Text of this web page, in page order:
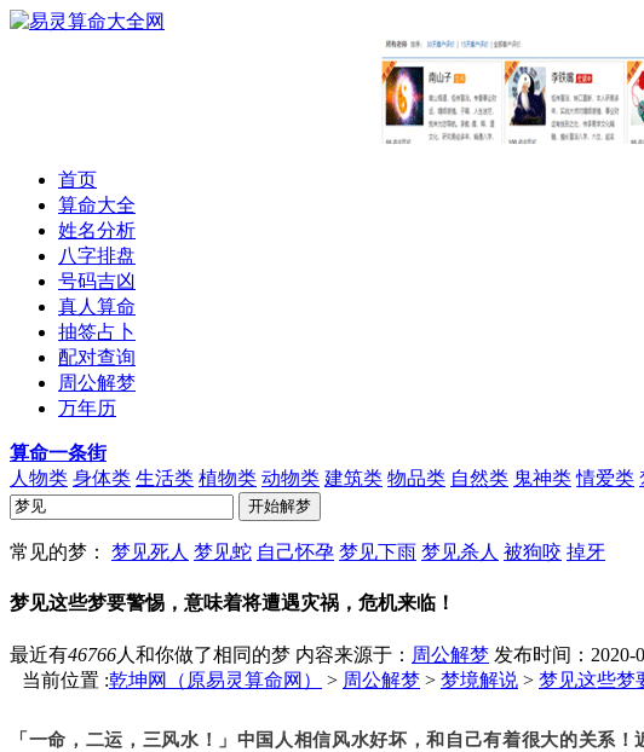
首页
算命大全
姓名分析
八字排盘
号码吉凶
真人算命
抽签占卜
配对查询
周公解梦
万年历
算命一条街
人物类 身体类 生活类 植物类 动物类 建筑类 物品类 自然类 鬼神类 情爱类
常见的梦： 梦见死人 梦见蛇 自己怀孕 梦见下雨 梦见杀人 被狗咬 掉牙
梦见这些梦要警惕，意味着将遭遇灾祸，危机来临！
最近有46766人和你做了相同的梦 内容来源于： 周公解梦 发布时间：2020-
当前位置 :乾坤网（原易灵算命网） > 周公解梦 > 梦境解说 > 梦见这些梦
「一命，二运，三风水！」中国人相信风水好坏，和自己有着很大的关系